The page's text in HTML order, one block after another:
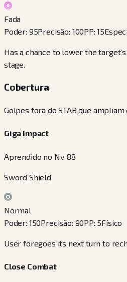
Fada
Poder: 95Precisão: 100PP:15
Has a chance to lower the
stage.
Cobertura
Golpes fora do STAB que ampliam
Giga Impact
Aprendido no Nv. 88
Sword Shield
Normal
Poder: 150Precisão: 90PP: 5Físico
User foregoes its next turn to
Close Combat